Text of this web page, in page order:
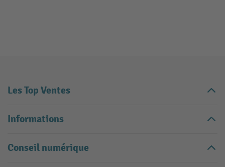
Les Top Ventes
Informations
Conseil numérique